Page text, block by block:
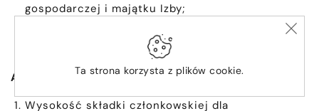
Ta strona korzysta z plików cookie.
gospodarczej i majątku Izby;
Art. 18
Wysokość składki członkowskiej dla